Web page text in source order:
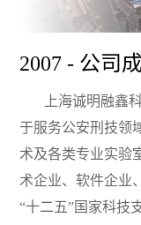
2007 - 公司
上海诚明融鑫科
于服务公安刑技领
术及各类专业实验
术企业、软件企业
“十二五”国家科技